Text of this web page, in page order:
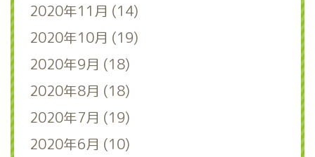
2020年11月 (14)
2020年10月 (19)
2020年9月 (18)
2020年8月 (18)
2020年7月 (19)
2020年6月 (10)